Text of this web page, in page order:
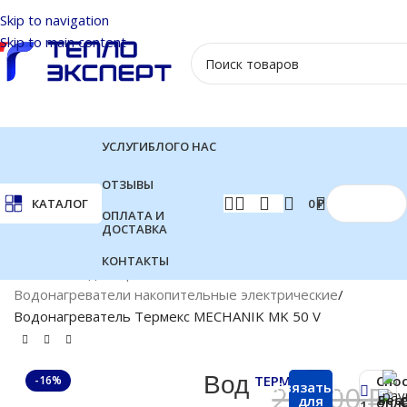
Skip to navigation
Skip to main content
КАТАЛОГ
УСЛУГИБЛОГО НАС
ОТЗЫВЫ
ОПЛАТА И
ДОСТАВКА
КОНТАКТЫ
0₽
Водонагреватели накопительные электрические
Водонагреватель Термекс MECHANIK MK 50 V
-16%
Вод ТЕРМЕКС
20 000₽
Связаться
для